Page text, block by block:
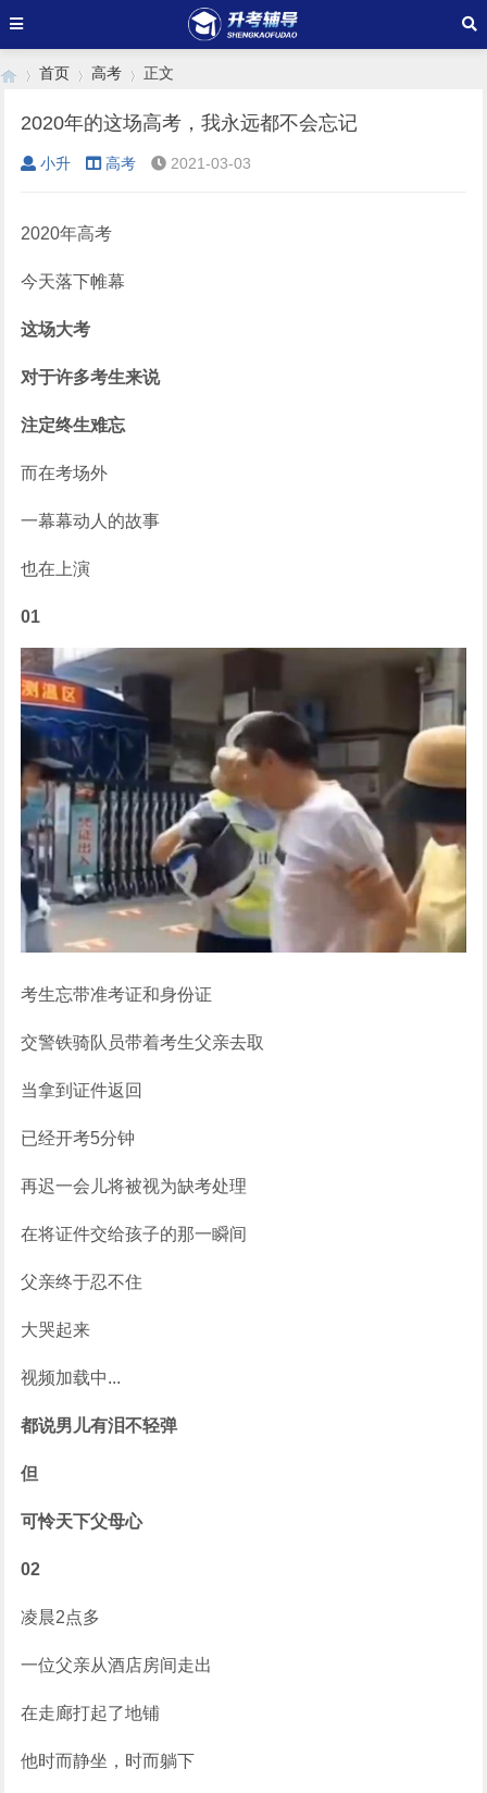
›
首页
›
高考
›
正文
2020年的这场高考，我永远都不会忘记
小升 高考 2021-03-03
2020年高考
今天落下帷幕
这场大考
对于许多考生来说
注定终生难忘
而在考场外
一幕幕动人的故事
也在上演
01
考生忘带准考证和身份证
交警铁骑队员带着考生父亲去取
当拿到证件返回
已经开考5分钟
再迟一会儿将被视为缺考处理
在将证件交给孩子的那一瞬间
父亲终于忍不住
大哭起来
视频加载中...
都说男儿有泪不轻弹
但
可怜天下父母心
02
凌晨2点多
一位父亲从酒店房间走出
在走廊打起了地铺
他时而静坐，时而躺下